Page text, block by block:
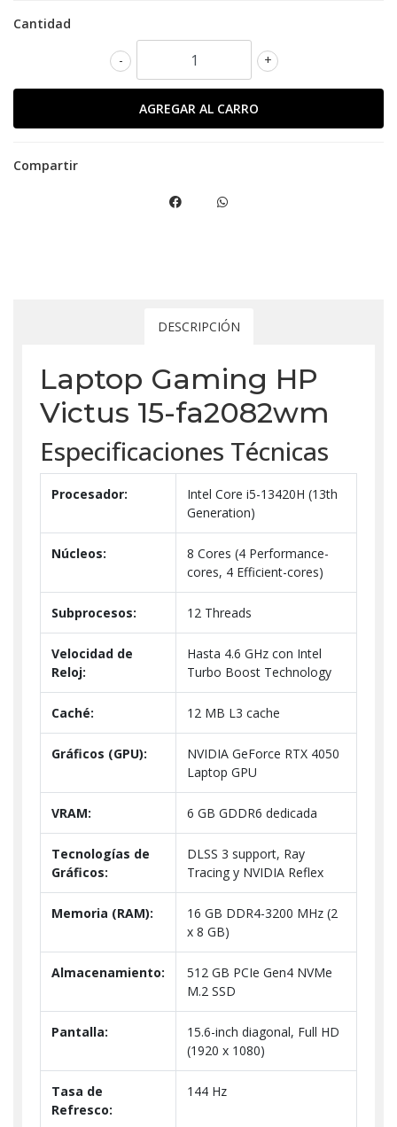
Cantidad
+
-
Compartir
DESCRIPCIÓN
Laptop Gaming HP
Victus 15-fa2082wm
Especificaciones Técnicas
Procesador:
Intel Core i5-13420H (13th
Generation)
Núcleos:
8 Cores (4 Performance-
cores, 4 Efficient-cores)
Subprocesos: 12 Threads
Velocidad de
Reloj:
Hasta 4.6 GHz con Intel
Turbo Boost Technology
Caché: 12 MB L3 cache
Gráficos (GPU):
NVIDIA GeForce RTX 4050
Laptop GPU
VRAM: 6 GB GDDR6 dedicada
Tecnologías de
Gráficos:
DLSS 3 support, Ray
Tracing y NVIDIA Reflex
Memoria (RAM):
16 GB DDR4-3200 MHz (2
x 8 GB)
Almacenamiento:
512 GB PCIe Gen4 NVMe
M.2 SSD
Pantalla:
15.6-inch diagonal, Full HD
(1920 x 1080)
Tasa de
Refresco:
144 Hz